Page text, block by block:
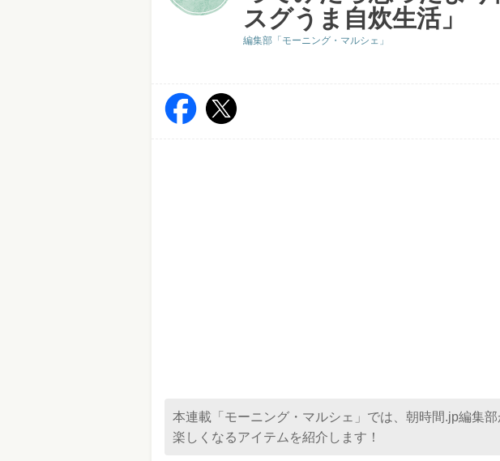
スグうま自炊生活」
編集部「モーニング・マルシェ」
本連載「モーニング・マルシェ」では、朝時間.jp編集
楽しくなるアイテムを紹介します！